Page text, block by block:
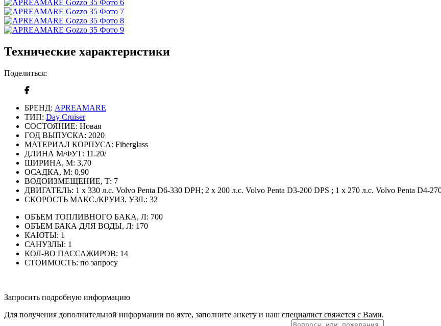
Технические характеристики
Поделиться:
БРЕНД: APREAMARE
ТИП: Day Cruiser
СОСТОЯНИЕ: Новая
ГОД ВЫПУСКА: 2020
МАТЕРИАЛ КОРПУСА: Fiberglass
ДЛИНА М/ФУТ: 11.20/
ШИРИНА, М: 3,70
ОСАДКА, М: 0,90
ВОДОИЗМЕЩЕНИЕ, Т: 7
ДВИГАТЕЛЬ: 1 x 330 л.с. Volvo Penta D6-330 DPH; 2 x 200 л.с. Volvo Penta D3-200 DPS ; 1 x 270 л.с. Volvo Penta D4-
СКОРОСТЬ МАКС./КРУИЗ. УЗЛ.: 32
ОБЪЕМ ТОПЛИВНОГО БАКА, Л: 700
ОБЪЕМ БАКА ДЛЯ ВОДЫ, Л: 170
КАЮТЫ: 1
САНУЗЛЫ: 1
КОЛ-ВО ПАССАЖИРОВ: 14
СТОИМОСТЬ: по запросу
Запросить подробную информацию
Для получения дополнительной информации по яхте, заполните анкету и наш специалист свяжется с Вами.